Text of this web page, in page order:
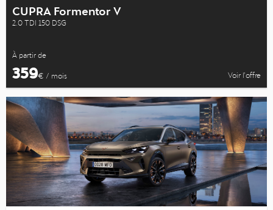
CUPRA Formentor V
2.0 TDI 150 DSG
À partir de
359€ / mois Voir l’offre